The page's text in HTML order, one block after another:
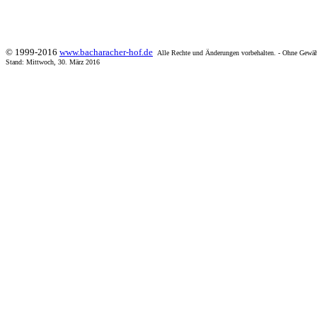
© 1999-2016 www.bacharacher-hof.de
Alle Rechte und Änderungen vorbehalten. - Ohne
Stand: Mittwoch, 30. März 2016